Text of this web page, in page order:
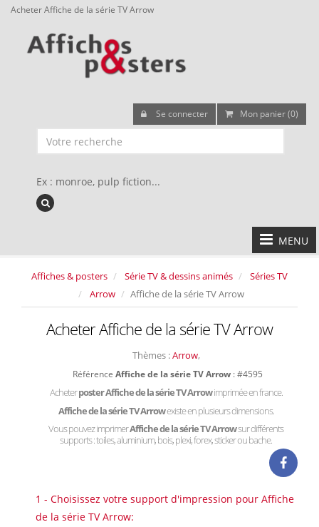
Acheter Affiche de la série TV Arrow
Se connecter Mon panier (0)
Ex : monroe, pulp fiction...
MENU
Affiches & posters Série TV & dessins animés
Séries TV
Arrow
Affiche de la série TV Arrow
Acheter Affiche de la série TV Arrow
Thèmes :Arrow,
Référence Affiche de la série TV Arrow : #4595
Acheterposter Affiche de la série TV Arrowimprimée en france.
Affiche de la série TV Arrowexiste en plusieurs dimensions.
Vous pouvez imprimerAffiche de la série TV Arrowsur différents
supports : toiles, aluminium, bois, plexi, forex, sticker ou bache.
1 - Choisissez votre support d'impression pour Affiche
de la série TV Arrow: